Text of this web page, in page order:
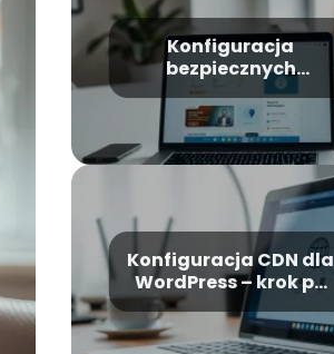
Konfiguracja
bezpiecznych
połączeń w
WordPress krok po
kroku
Konfiguracja CDN dla
WordPress – krok po
kroku dla
początkujących